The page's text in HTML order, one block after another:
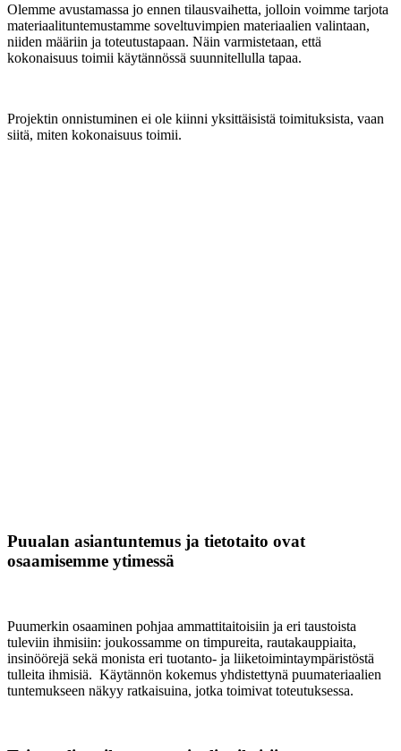
Olemme avustamassa jo ennen tilausvaihetta, jolloin voimme tarjota
materiaalituntemustamme soveltuvimpien materiaalien valintaan,
niiden määriin ja toteutustapaan. Näin varmistetaan, että
kokonaisuus toimii käytännössä suunnitellulla tapaa.
Projektin onnistuminen ei ole kiinni yksittäisistä toimituksista, vaan
siitä, miten kokonaisuus toimii.
Puualan asiantuntemus ja tietotaito ovat
osaamisemme ytimessä
Puumerkin osaaminen pohjaa ammattitaitoisiin ja eri taustoista
tuleviin ihmisiin: joukossamme on timpureita, rautakauppiaita,
insinöörejä sekä monista eri tuotanto- ja liiketoimintaympäristöstä
tulleita ihmisiä. Käytännön kokemus yhdistettynä puumateriaalien
tuntemukseen näkyy ratkaisuina, jotka toimivat toteutuksessa.